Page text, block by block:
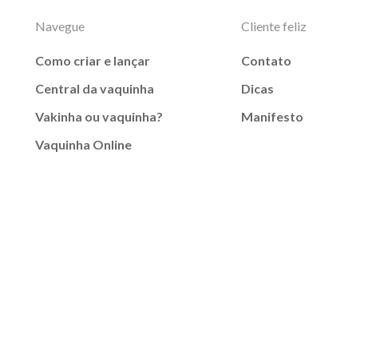
Navegue
Como criar e lançar
Central da vaquinha
Vakinha ou vaquinha?
Vaquinha Online
Cliente feliz
Contato
Dicas
Manifesto